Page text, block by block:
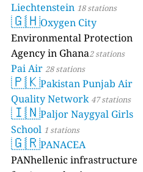
Liechtenstein 18 stations
🇬🇭Oxygen City
Environmental Protection
Agency in Ghana2 stations
Pai Air 28 stations
🇵🇰Pakistan Punjab Air
Quality Network 47 stations
🇮🇳Paljor Naygyal Girls
School 1 stations
🇬🇷PANACEA
PANhellenic infrastructure